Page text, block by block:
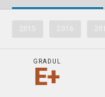
GRADUL
E+